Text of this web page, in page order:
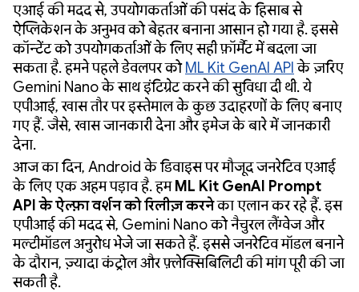
एआई की मदद से, उपयोगकर्ताओं की पसंद के हिसाब से
ऐप्लिकेशन के अनुभव को बेहतर बनाना आसान हो गया है. इससे
कॉन्टेंट को उपयोगकर्ताओं के लिए सही फ़ॉर्मैट में बदला जा
सकता है. हमने पहले डेवलपर को ML Kit GenAI API के ज़रिए
Gemini Nano के साथ इंटिग्रेट करने की सुविधा दी थी. ये
एपीआई, खास तौर पर इस्तेमाल के कुछ उदाहरणों के लिए बनाए
गए हैं. जैसे, खास जानकारी देना और इमेज के बारे में जानकारी
देना.
आज का दिन, Android के डिवाइस पर मौजूद जनरेटिव एआई
के लिए एक अहम पड़ाव है. हम ML Kit GenAI Prompt
API के ऐल्फ़ा वर्शन को रिलीज़ करनेका एलान कर रहे हैं. इस
एपीआई की मदद से, Gemini Nano को नैचुरल लैंग्वेज और
मल्टीमॉडल अनुरोध भेजे जा सकते हैं. इससे जनरेटिव मॉडल बनाने
के दौरान, ज़्यादा कंट्रोल और फ़्लेक्सिबिलिटी की मांग पूरी की जा
सकती है.